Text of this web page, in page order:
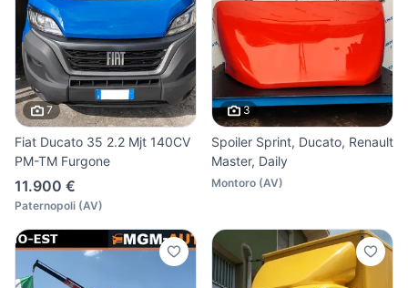
7
Fiat Ducato 35 2.2 Mjt 140CV
PM-TM Furgone
11.900 €
Paternopoli (AV)
3
Spoiler Sprint, Ducato, Renault
Master, Daily
Montoro (AV)